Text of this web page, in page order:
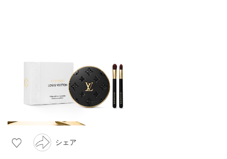
シェア